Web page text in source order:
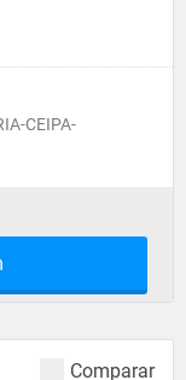
CEIPA-
Comparar